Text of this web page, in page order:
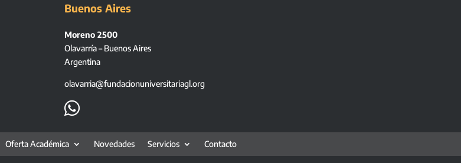
Buenos Aires
Moreno 2500
Olavarría – Buenos Aires
Argentina
olavarria@fundacionuniversitariagl.org

Oferta Académica Novedades Servicios Contacto